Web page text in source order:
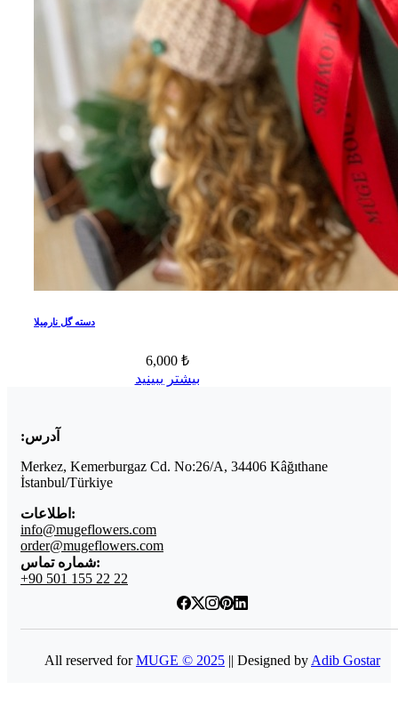
دسته گل نارمیلا
6,000 ₺
بیشتر ببینید
آدرس:
Merkez, Kemerburgaz Cd. No:26/A, 34406 Kâğıthane
İstanbul/Türkiye
اطلاعات:
info@mugeflowers.com
order@mugeflowers.com
شماره تماس:
+90 501 155 22 22
All reserved forMUGE © 2025 || Designed by Adib Gostar